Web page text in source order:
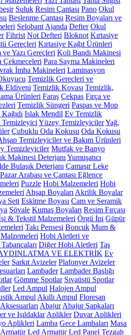
Suluk Resim Çantası Pano Okul
Beslenme Çantası Resim Boyaları ve
Selobant Ajanda Defter Okul
Fihrist Not Defteri Bloknot Kırtasiye
Gereçleri Kırtasiye Kağıt Ürünleri
Yazı Gereçleri Koli Bandı Makinesi
Çekmeceleri Para Sayma Makineleri
İmha Makineleri Laminasyon
Temizlik Gereçleri ve
Eldiveni Temizlik Kovası Temizlik,
Ürünleri Faraş Çekpas Fırça ve
Temizlik Süngeri Paspas ve Mop
Islak Mendil Ev Temizlik
Temizleyici Yüzey TemizleyicilerYağ,
Çubuklu Oda Kokusu Oda Kokusu
Temizleyiciler ve Bakım Ürünleri
Temizleyiciler Mutfak ve Banyo
Makinesi Deterjanı Yumuşatıcı
Bulaşık Deterjanı Çamaşır Leke
Pazar Arabası ve Çantası Eğlence
Puzzle Hobi Malzemeleri Hobi
Ahşap Boyaları Akrilik Boyalar
Seti Eskitme Boyası Cam ve Seramik
Şövale Kumaş Boyaları Resim Fırçası
& Tekstil Malzemeleri Örgü İpi Güpür
Takı Pensesi Boncuk Mum &
Hobi Aletleri ve
Diğer Hobi Aletleri Taş
VE ELEKTRİK Ev
Sarkıt Avizeler Plafonyer Avizeler
Lambader Lambader Başlığı
Gömme Spotlar Sıvaüstü Spotlar
Led Ampul Halojen Ampul
Ampul Akıllı Ampul Floresan
Abajur Abajur Şapkaları
ve Işıldaklar Aplikler Duvar Aplikleri
Aplikleri Lamba Gece Lambaları Masa
Armatür Led Armatür Led Panel Tezgah